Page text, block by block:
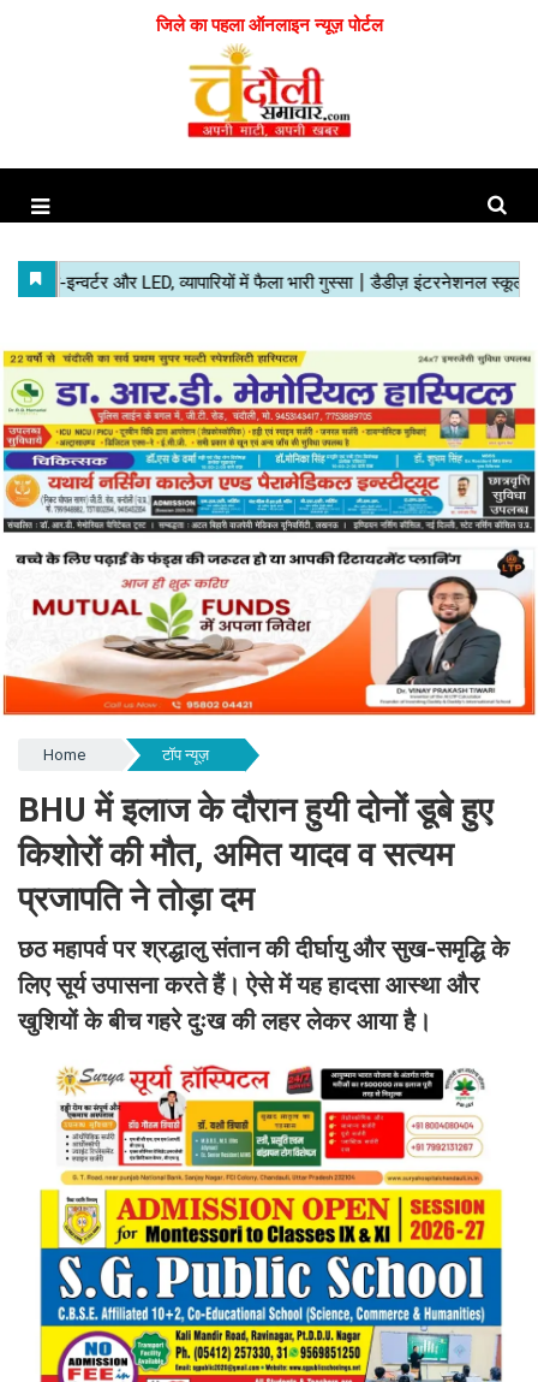
जिले का पहला ऑनलाइन न्यूज़ पोर्टल
Home टॉप न्यूज़
BHU में इलाज के दौरान हुयी दोनों डूबे हुए
किशोरों की मौत, अमित यादव व सत्यम
प्रजापति ने तोड़ा दम
छठ महापर्व पर श्रद्धालु संतान की दीर्घायु और सुख-समृद्धि के
लिए सूर्य उपासना करते हैं। ऐसे में यह हादसा आस्था और
खुशियों के बीच गहरे दुःख की लहर लेकर आया है।